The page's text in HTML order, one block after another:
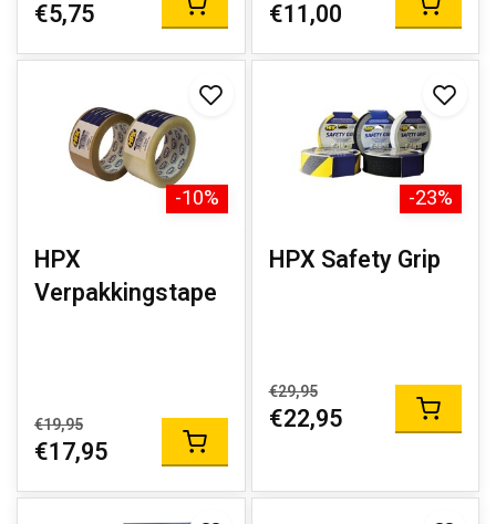
€5,75 €11,00
-10%
HPX
Verpakkingstape
€19,95
€17,95
-23%
HPX Safety Grip
€29,95
€22,95